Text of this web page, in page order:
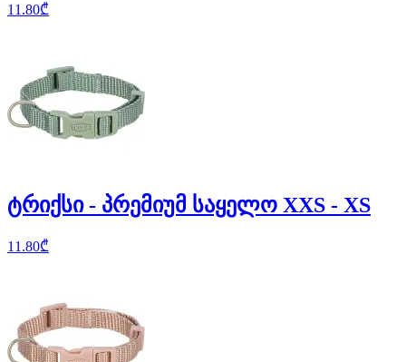
11.80₾
ტრიქსი - პრემიუმ საყელო XXS - XS
11.80₾